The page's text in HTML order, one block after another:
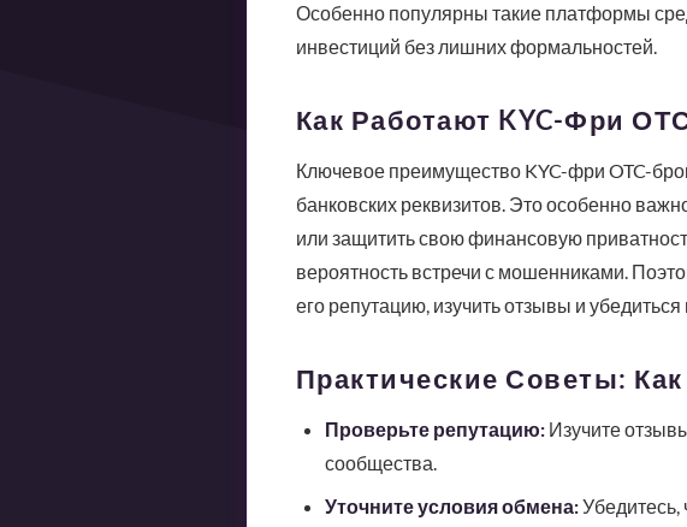
Особенно популярны такие платформы
инвестиций без лишних формальностей.
Как Работают KYC-Фри
Ключевое преимущество KYC-фри OTC-
банковских реквизитов. Это особенно
или защитить свою финансовую
вероятность встречи с мошенниками.
его репутацию, изучить отзывы и
Практические Советы:
Проверьте репутацию:Изучите
сообщества.
Уточните условия обмена:Убедитесь,